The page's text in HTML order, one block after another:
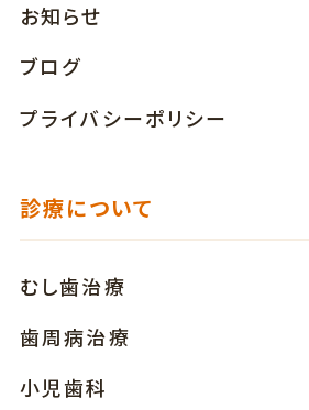
お知らせ
ブログ
プライバシーポリシー
診療について
むし歯治療
歯周病治療
小児歯科